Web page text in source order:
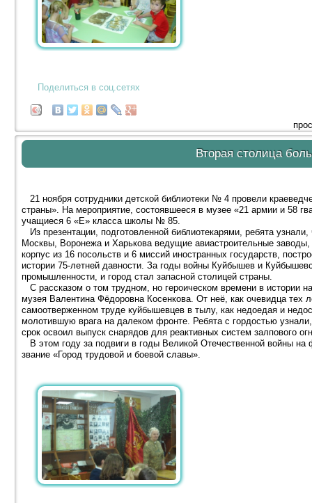
Поделиться в соц.сетях
Вторая столица
21 ноября сотрудники детской библиотеки № 4 провели
страны». На мероприятие, состоявшееся в музее «21 армии и 58
учащиеся 6 «Е» класса школы № 85.
Из презентации, подготовленной библиотекарями, ребята
Москвы, Воронежа и Харькова ведущие авиастроительные
корпус из 16 посольств и 6 миссий иностранных государств,
истории 75-летней давности. За годы войны Куйбышев и
промышленности, и город стал запасной столицей страны.
С рассказом о том трудном, но героическом времени в истории
музея Валентина Фёдоровна Косенкова. От неё, как очевидца
самоотверженном труде куйбышевцев в тылу, как недоедая и
молотившую врага на далеком фронте. Ребята с гордостью
срок освоил выпуск снарядов для реактивных систем залпового
В этом году за подвиги в годы Великой Отечественной войны
звание «Город трудовой и боевой славы».